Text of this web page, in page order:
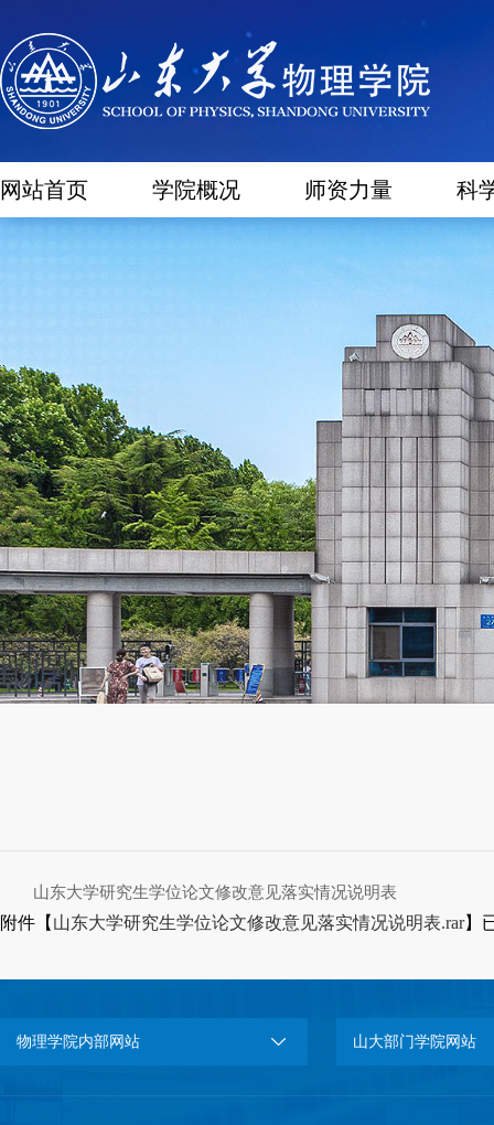
网站首页 学院概况 师资力量 科
山东大学研究生学位论文修改意见落实情况说明表
附件【 山东大学研究生学位论文修改意见落实情况说明表.rar】
物理学院内部网站 山大部门学院网站